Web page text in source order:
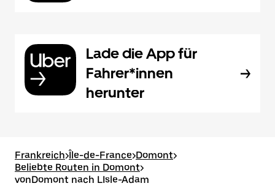
Lade die App für
Fahrer*innen
herunter
Frankreich>Île-de-France>Domont>
Beliebte Routen in Domont>
vonDomont nach LIsle-Adam